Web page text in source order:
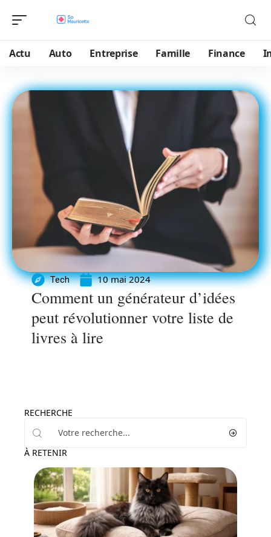
Actu Auto Entreprise Famille Finance
Tech 10 mai 2024
Comment un générateur d’idées
peut révolutionner votre liste de
livres à lire
RECHERCHE
À RETENIR
Actu